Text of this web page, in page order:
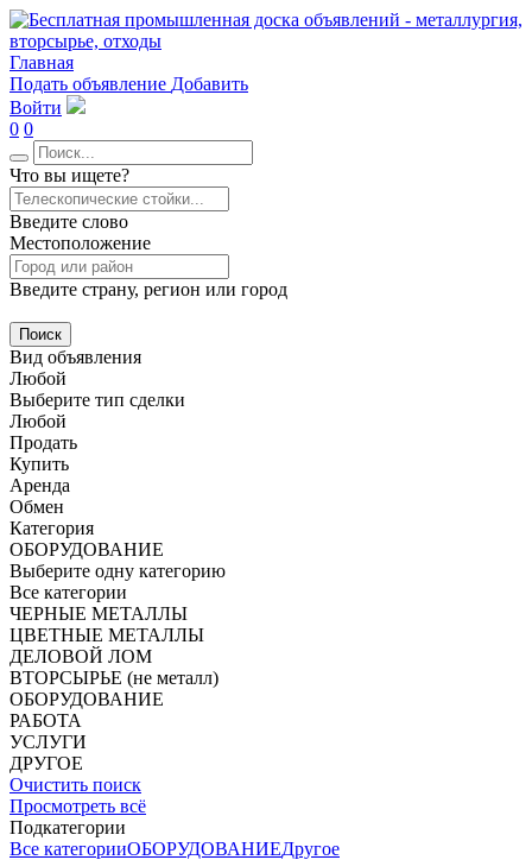
Главная
Подать объявление Добавить
Войти
0 0
Что вы ищете?
Введите слово
Местоположение
Введите страну, регион или город
Поиск
Вид объявления
Любой
Выберите тип сделки
Любой
Продать
Купить
Аренда
Обмен
Категория
ОБОРУДОВАНИЕ
Выберите одну категорию
Все категории
ЧЕРНЫЕ МЕТАЛЛЫ
ЦВЕТНЫЕ МЕТАЛЛЫ
ДЕЛОВОЙ ЛОМ
ВТОРСЫРЬЕ (не металл)
ОБОРУДОВАНИЕ
РАБОТА
УСЛУГИ
ДРУГОЕ
Очистить поиск
Просмотреть всё
Подкатегории
Все категорииОБОРУДОВАНИЕДругое